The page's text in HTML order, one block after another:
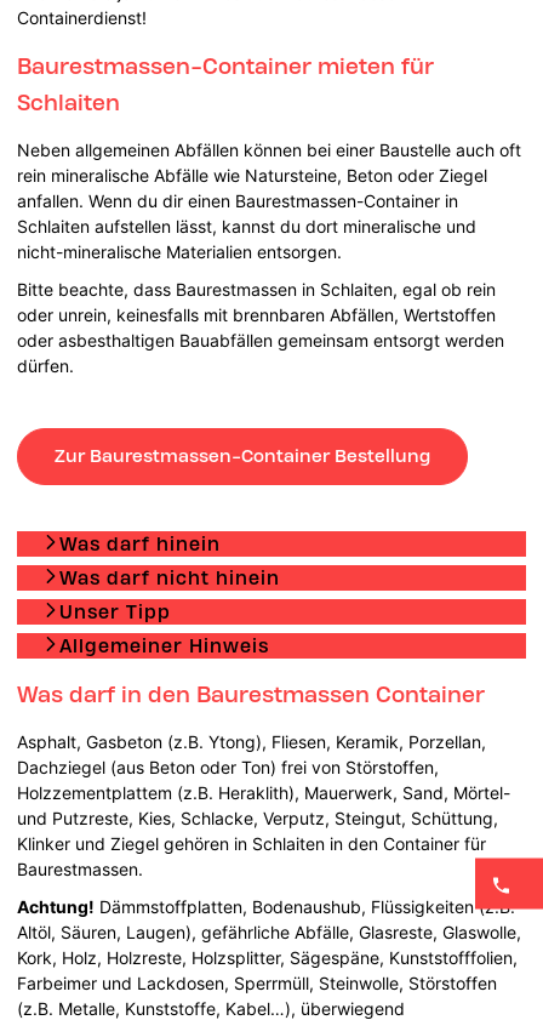
Containerdienst!
Baurestmassen-Container mieten für
Schlaiten
Neben allgemeinen Abfällen können bei einer Baustelle auch oft
rein mineralische Abfälle wie Natursteine, Beton oder Ziegel
anfallen. Wenn du dir einen Baurestmassen-Container in
Schlaiten aufstellen lässt, kannst du dort mineralische und
nicht-mineralische Materialien entsorgen.
Bitte beachte, dass Baurestmassen in Schlaiten, egal ob rein
oder unrein, keinesfalls mit brennbaren Abfällen, Wertstoffen
oder asbesthaltigen Bauabfällen gemeinsam entsorgt werden
dürfen.
Zur Baurestmassen-Container Bestellung
Was darf hinein
Was darf nicht hinein
Unser Tipp
Allgemeiner Hinweis
Was darf in den Baurestmassen Container
Asphalt, Gasbeton (z.B. Ytong), Fliesen, Keramik, Porzellan,
Dachziegel (aus Beton oder Ton) frei von Störstoffen,
Holzzementplattem (z.B. Heraklith), Mauerwerk, Sand, Mörtel-
und Putzreste, Kies, Schlacke, Verputz, Steingut, Schüttung,
Klinker und Ziegel gehören in Schlaiten in den Container für
Baurestmassen.
Achtung! Dämmstoffplatten, Bodenaushub, Flüssigkeiten (z.B.
Altöl, Säuren, Laugen), gefährliche Abfälle, Glasreste, Glaswolle,
Kork, Holz, Holzreste, Holzsplitter, Sägespäne, Kunststofffolien,
Farbeimer und Lackdosen, Sperrmüll, Steinwolle, Störstoffen
(z.B. Metalle, Kunststoffe, Kabel…), überwiegend